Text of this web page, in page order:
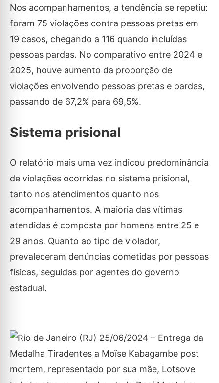
Nos acompanhamentos, a tendência se repetiu:
foram 75 violações contra pessoas pretas em
19 casos, chegando a 116 quando incluídas
pessoas pardas. No comparativo entre 2024 e
2025, houve aumento da proporção de
violações envolvendo pessoas pretas e pardas,
passando de 67,2% para 69,5%.
Sistema prisional
O relatório mais uma vez indicou predominância
de violações ocorridas no sistema prisional,
tanto nos atendimentos quanto nos
acompanhamentos. A maioria das vítimas
atendidas é composta por homens entre 25 e
29 anos. Quanto ao tipo de violador,
prevaleceram denúncias cometidas por pessoas
físicas, seguidas por agentes do governo
estadual.